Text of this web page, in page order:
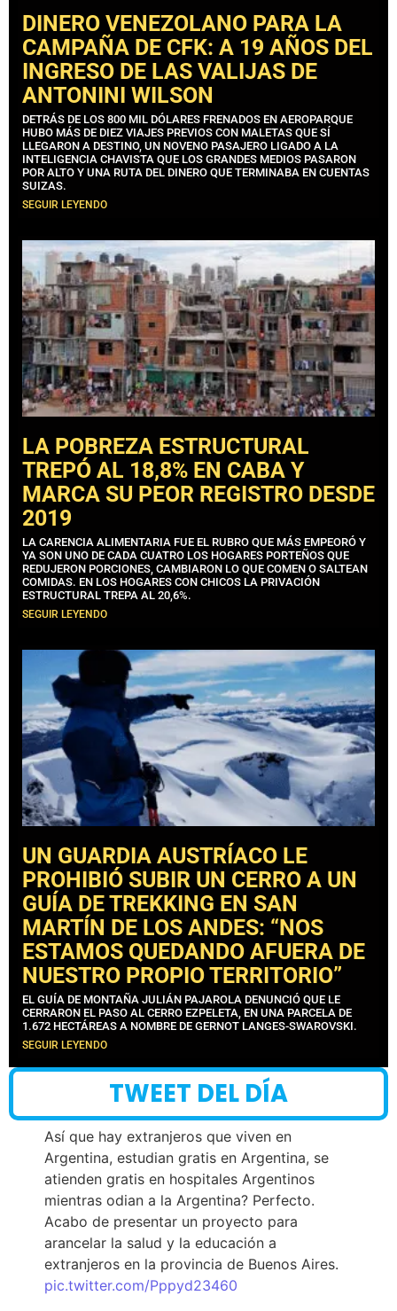
DINERO VENEZOLANO PARA LA
CAMPAÑA DE CFK: A 19 AÑOS DEL
INGRESO DE LAS VALIJAS DE
ANTONINI WILSON
DETRÁS DE LOS 800 MIL DÓLARES FRENADOS EN AEROPARQUE
HUBO MÁS DE DIEZ VIAJES PREVIOS CON MALETAS QUE SÍ
LLEGARON A DESTINO, UN NOVENO PASAJERO LIGADO A LA
INTELIGENCIA CHAVISTA QUE LOS GRANDES MEDIOS PASARON
POR ALTO Y UNA RUTA DEL DINERO QUE TERMINABA EN CUENTAS
SUIZAS.
SEGUIR LEYENDO
LA POBREZA ESTRUCTURAL
TREPÓ AL 18,8% EN CABA Y
MARCA SU PEOR REGISTRO DESDE
2019
LA CARENCIA ALIMENTARIA FUE EL RUBRO QUE MÁS EMPEORÓ Y
YA SON UNO DE CADA CUATRO LOS HOGARES PORTEÑOS QUE
REDUJERON PORCIONES, CAMBIARON LO QUE COMEN O SALTEAN
COMIDAS. EN LOS HOGARES CON CHICOS LA PRIVACIÓN
ESTRUCTURAL TREPA AL 20,6%.
SEGUIR LEYENDO
UN GUARDIA AUSTRÍACO LE
PROHIBIÓ SUBIR UN CERRO A UN
GUÍA DE TREKKING EN SAN
MARTÍN DE LOS ANDES: “NOS
ESTAMOS QUEDANDO AFUERA DE
NUESTRO PROPIO TERRITORIO”
EL GUÍA DE MONTAÑA JULIÁN PAJAROLA DENUNCIÓ QUE LE
CERRARON EL PASO AL CERRO EZPELETA, EN UNA PARCELA DE
1.672 HECTÁREAS A NOMBRE DE GERNOT LANGES-SWAROVSKI.
SEGUIR LEYENDO
TWEET DEL DÍA
Así que hay extranjeros que viven en
Argentina, estudian gratis en Argentina, se
atienden gratis en hospitales Argentinos
mientras odian a la Argentina? Perfecto.
Acabo de presentar un proyecto para
arancelar la salud y la educación a
extranjeros en la provincia de Buenos Aires.
pic.twitter.com/Pppyd23460